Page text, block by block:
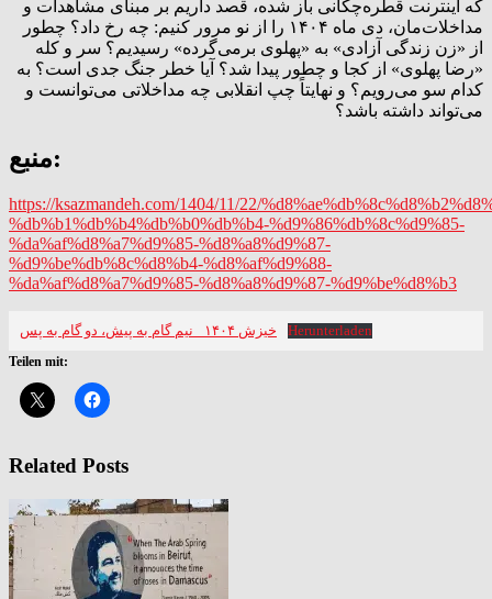
که اینترنت قطره‌چکانی باز شده، قصد داریم بر مبنای مشاهدات و
مداخلات‌مان، دی ماه ۱۴۰۴ را از نو مرور کنیم: چه رخ داد؟ چطور
از «زن زندگی آزادی» به «پهلوی برمی‌گرده» رسیدیم؟ سر و کله
«رضا پهلوی» از کجا و چطور پیدا شد؟ آیا خطر جنگ جدی است؟ به
کدام سو می‌رویم؟ و نهایتاً چپ انقلابی چه مداخلاتی می‌توانست و
می‌تواند داشته باشد؟
منبع:
https://ksazmandeh.com/1404/11/22/
%db%b1%db%b4%db%b0%db%b4-%d9%86%db%8c%d9%85-
%da%af%d8%a7%d9%85-%d8%a8%d9%87-
%d9%be%db%8c%d8%b4-%d8%af%d9%88-
%da%af%d8%a7%d9%85-%d8%a8%d9%87-%d9%be%d8%b3
خیزش ۱۴۰۴_ نیم گام به پیش، دو گام به پس
Herunterladen
Teilen mit:
Related Posts